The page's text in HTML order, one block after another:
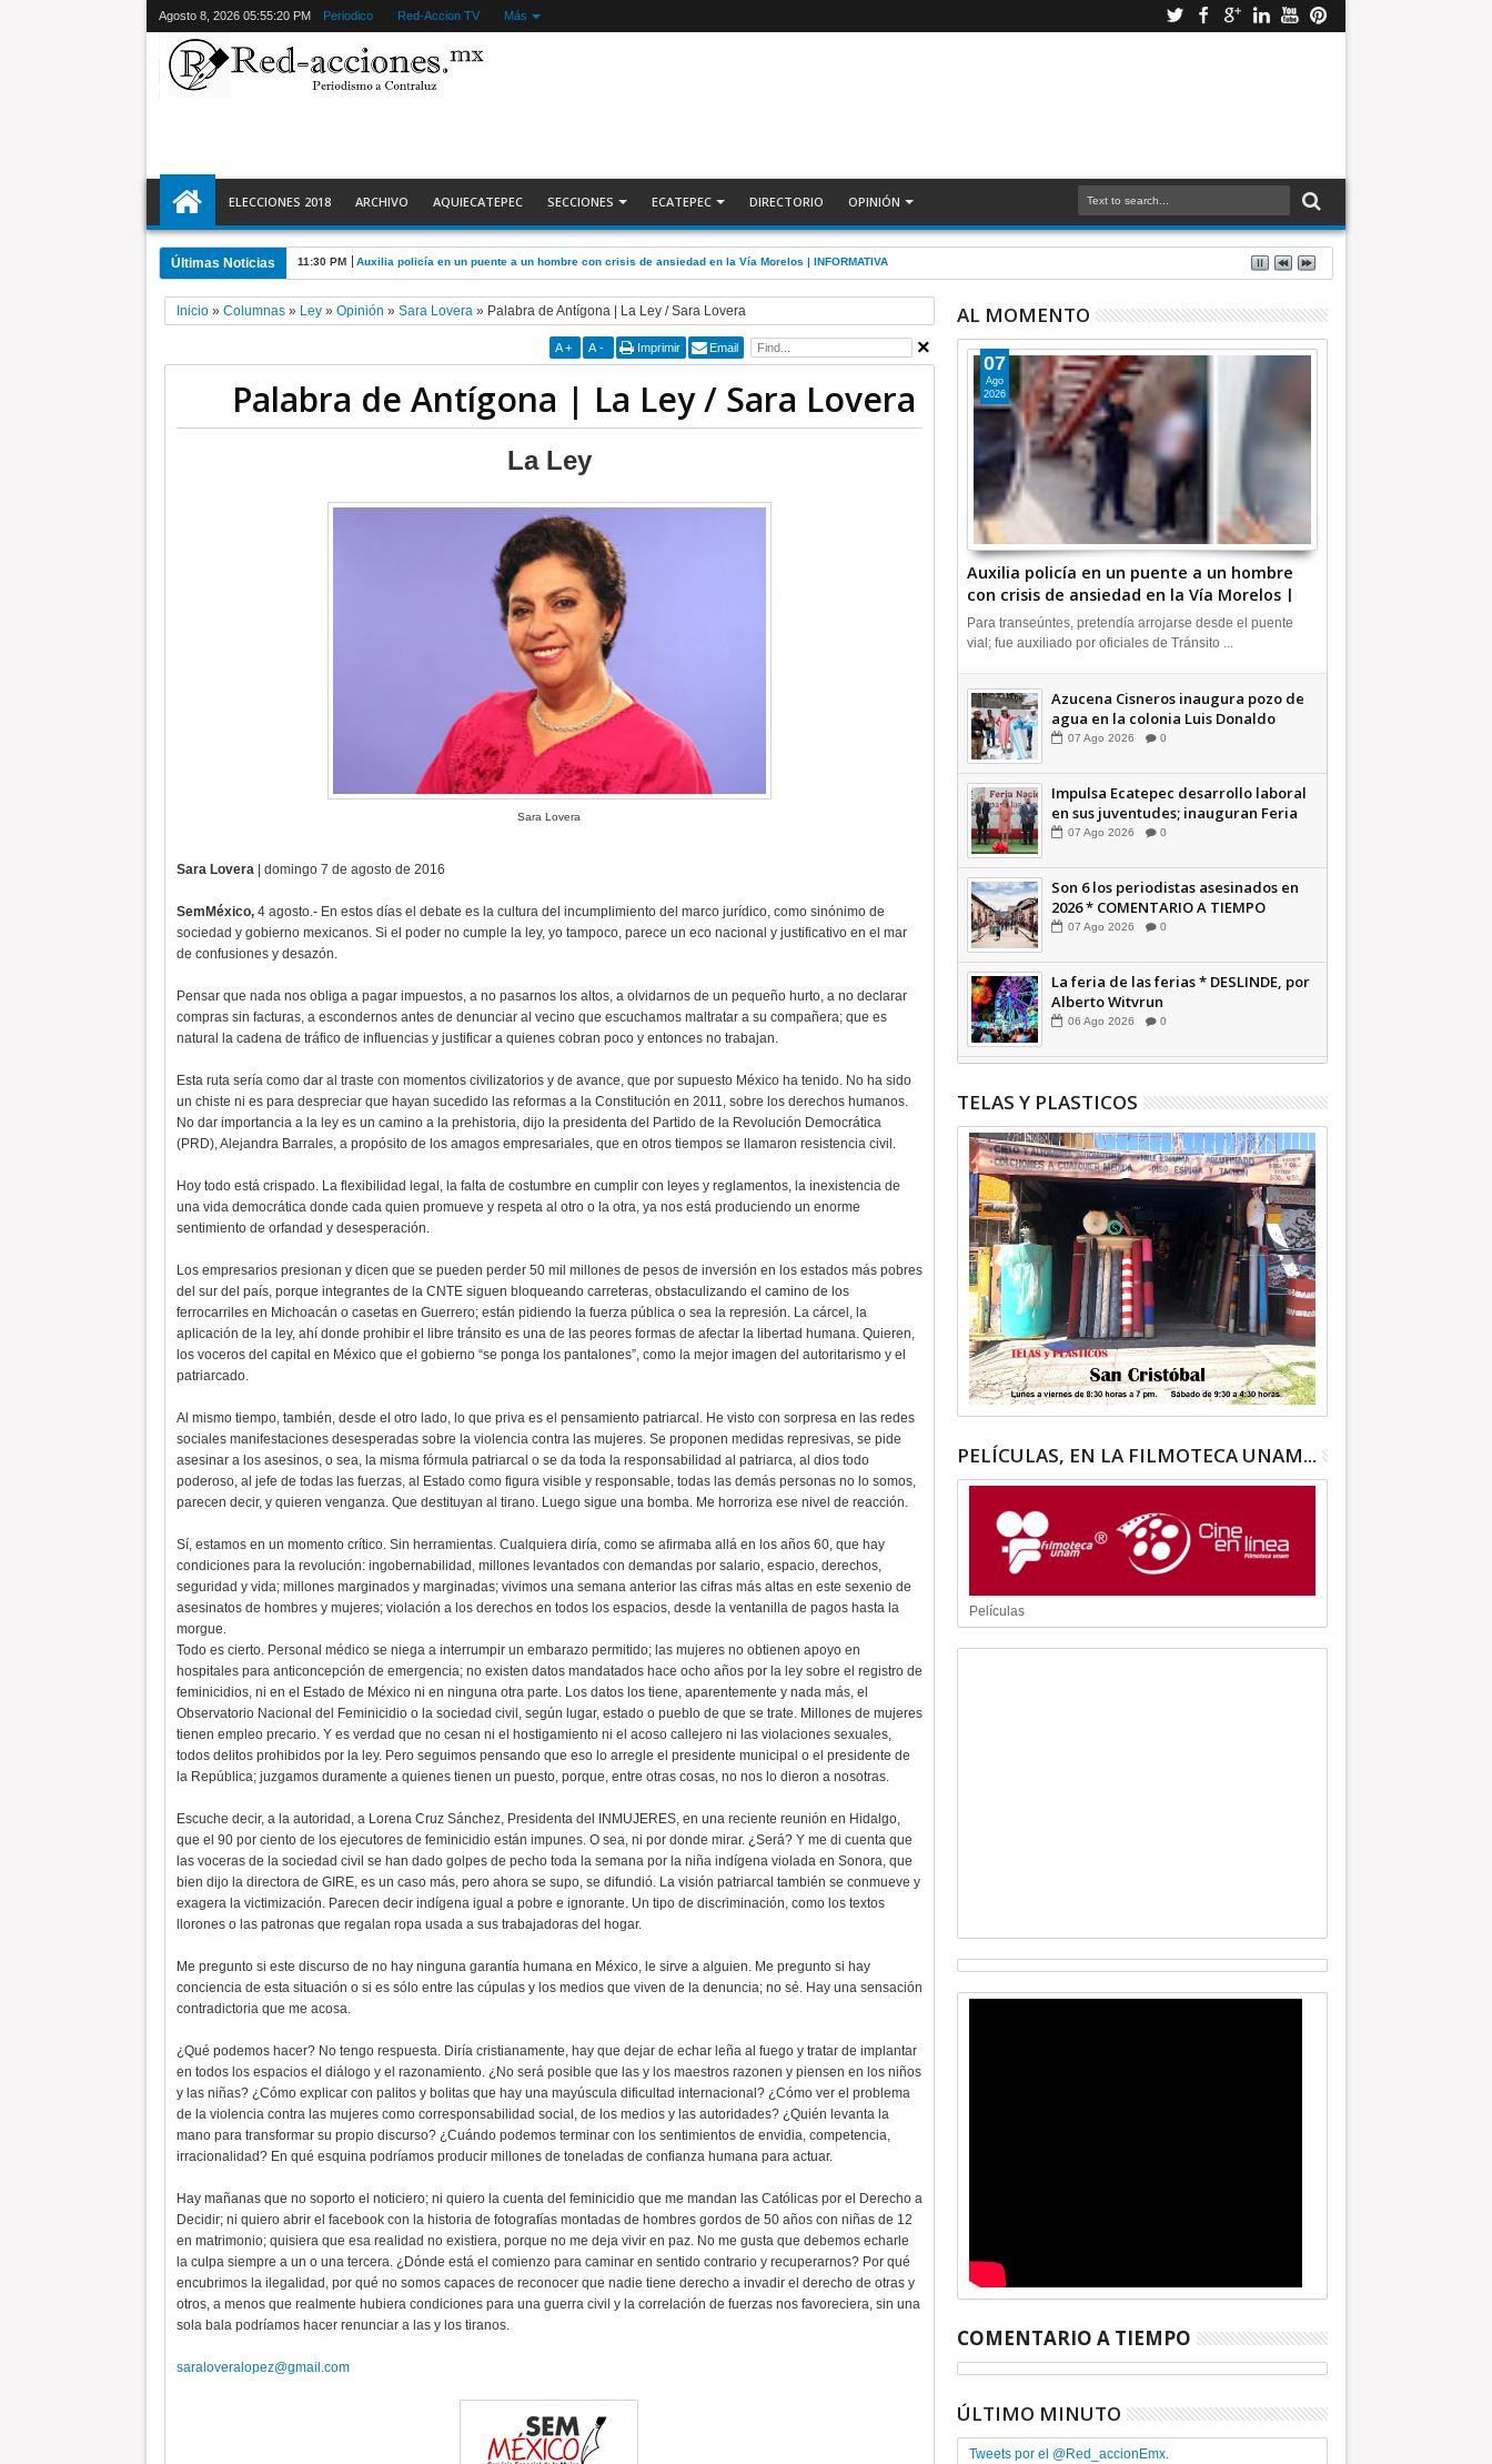
Agosto 8, 2026 05:55:21 PM Periodico Red-Accion TV Más
ELECCIONES 2018 ARCHIVO AQUIECATEPEC SECCIONES ECATEPEC DIRECTORIO OPINIÓN
Últimas Noticias 11:30 PM Auxilia policía en un puente a un hombre con crisis de ansiedad en la Vía Morelos | INFORMATIVA
Inicio» Columnas» Ley» Opinión » Sara Lovera» Palabra de Antígona | La Ley / Sara Lovera
A + A - Imprimir Email
Palabra de Antígona | La Ley / Sara Lovera
La Ley
Sara Lovera
Sara Lovera| domingo 7 de agosto de 2016
SemMéxico,4 agosto.- En estos días el debate es la cultura del incumplimiento del marco jurídico, como sinónimo de
sociedad y gobierno mexicanos. Si el poder no cumple la ley, yo tampoco, parece un eco nacional y justificativo en el mar
de confusiones y desazón.
Pensar que nada nos obliga a pagar impuestos, a no pasarnos los altos, a olvidarnos de un pequeño hurto, a no declarar
compras sin facturas, a escondernos antes de denunciar al vecino que escuchamos maltratar a su compañera; que es
natural la cadena de tráfico de influencias y justificar a quienes cobran poco y entonces no trabajan.
Esta ruta sería como dar al traste con momentos civilizatorios y de avance, que por supuesto México ha tenido. No ha sido
un chiste ni es para despreciar que hayan sucedido las reformas a la Constitución en 2011, sobre los derechos humanos.
No dar importancia a la ley es un camino a la prehistoria, dijo la presidenta del Partido de la Revolución Democrática
(PRD), Alejandra Barrales, a propósito de los amagos empresariales, que en otros tiempos se llamaron resistencia civil.
Hoy todo está crispado. La flexibilidad legal, la falta de costumbre en cumplir con leyes y reglamentos, la inexistencia de
una vida democrática donde cada quien promueve y respeta al otro o la otra, ya nos está produciendo un enorme
sentimiento de orfandad y desesperación.
Los empresarios presionan y dicen que se pueden perder 50 mil millones de pesos de inversión en los estados más pobres
del sur del país, porque integrantes de la CNTE siguen bloqueando carreteras, obstaculizando el camino de los
ferrocarriles en Michoacán o casetas en Guerrero; están pidiendo la fuerza pública o sea la represión. La cárcel, la
aplicación de la ley, ahí donde prohibir el libre tránsito es una de las peores formas de afectar la libertad humana. Quieren,
los voceros del capital en México que el gobierno “se ponga los pantalones”, como la mejor imagen del autoritarismo y el
patriarcado.
Al mismo tiempo, también, desde el otro lado, lo que priva es el pensamiento patriarcal. He visto con sorpresa en las redes
sociales manifestaciones desesperadas sobre la violencia contra las mujeres. Se proponen medidas represivas, se pide
asesinar a los asesinos, o sea, la misma fórmula patriarcal o se da toda la responsabilidad al patriarca, al dios todo
poderoso, al jefe de todas las fuerzas, al Estado como figura visible y responsable, todas las demás personas no lo somos,
parecen decir, y quieren venganza. Que destituyan al tirano. Luego sigue una bomba. Me horroriza ese nivel de reacción.
Sí, estamos en un momento crítico. Sin herramientas. Cualquiera diría, como se afirmaba allá en los años 60, que hay
condiciones para la revolución: ingobernabilidad, millones levantados con demandas por salario, espacio, derechos,
seguridad y vida; millones marginados y marginadas; vivimos una semana anterior las cifras más altas en este sexenio de
asesinatos de hombres y mujeres; violación a los derechos en todos los espacios, desde la ventanilla de pagos hasta la
morgue.
Todo es cierto. Personal médico se niega a interrumpir un embarazo permitido; las mujeres no obtienen apoyo en
hospitales para anticoncepción de emergencia; no existen datos mandatados hace ocho años por la ley sobre el registro de
feminicidios, ni en el Estado de México ni en ninguna otra parte. Los datos los tiene, aparentemente y nada más, el
Observatorio Nacional del Feminicidio o la sociedad civil, según lugar, estado o pueblo de que se trate. Millones de mujeres
tienen empleo precario. Y es verdad que no cesan ni el hostigamiento ni el acoso callejero ni las violaciones sexuales,
todos delitos prohibidos por la ley. Pero seguimos pensando que eso lo arregle el presidente municipal o el presidente de
la República; juzgamos duramente a quienes tienen un puesto, porque, entre otras cosas, no nos lo dieron a nosotras.
Escuche decir, a la autoridad, a Lorena Cruz Sánchez, Presidenta del INMUJERES, en una reciente reunión en Hidalgo,
que el 90 por ciento de los ejecutores de feminicidio están impunes. O sea, ni por donde mirar. ¿Será? Y me di cuenta que
las voceras de la sociedad civil se han dado golpes de pecho toda la semana por la niña indígena violada en Sonora, que
bien dijo la directora de GIRE, es un caso más, pero ahora se supo, se difundió. La visión patriarcal también se conmueve y
exagera la victimización. Parecen decir indígena igual a pobre e ignorante. Un tipo de discriminación, como los textos
llorones o las patronas que regalan ropa usada a sus trabajadoras del hogar.
Me pregunto si este discurso de no hay ninguna garantía humana en México, le sirve a alguien. Me pregunto si hay
conciencia de esta situación o si es sólo entre las cúpulas y los medios que viven de la denuncia; no sé. Hay una sensación
contradictoria que me acosa.
¿Qué podemos hacer? No tengo respuesta. Diría cristianamente, hay que dejar de echar leña al fuego y tratar de implantar
en todos los espacios el diálogo y el razonamiento. ¿No será posible que las y los maestros razonen y piensen en los niños
y las niñas? ¿Cómo explicar con palitos y bolitas que hay una mayúscula dificultad internacional? ¿Cómo ver el problema
de la violencia contra las mujeres como corresponsabilidad social, de los medios y las autoridades? ¿Quién levanta la
mano para transformar su propio discurso? ¿Cuándo podemos terminar con los sentimientos de envidia, competencia,
irracionalidad? En qué esquina podríamos producir millones de toneladas de confianza humana para actuar.
Hay mañanas que no soporto el noticiero; ni quiero la cuenta del feminicidio que me mandan las Católicas por el Derecho a
Decidir; ni quiero abrir el facebook con la historia de fotografías montadas de hombres gordos de 50 años con niñas de 12
en matrimonio; quisiera que esa realidad no existiera, porque no me deja vivir en paz. No me gusta que debemos echarle
la culpa siempre a un o una tercera. ¿Dónde está el comienzo para caminar en sentido contrario y recuperarnos? Por qué
encubrimos la ilegalidad, por qué no somos capaces de reconocer que nadie tiene derecho a invadir el derecho de otras y
otros, a menos que realmente hubiera condiciones para una guerra civil y la correlación de fuerzas nos favoreciera, sin una
sola bala podríamos hacer renunciar a las y los tiranos.
saraloveralopez@gmail.com
AL MOMENTO
Auxilia policía en un puente a un hombre
con crisis de ansiedad en la Vía Morelos |
INFORMATIVA
07
Ago
2026
Para transeúntes, pretendía arrojarse desde el puente
vial; fue auxiliado por oficiales de Tránsito ...
Azucena Cisneros inaugura pozo de
agua en la colonia Luis Donaldo
Colosio +Video | INFORMATIVA
07 Ago 2026 0
Impulsa Ecatepec desarrollo laboral
en sus juventudes; inauguran Feria
de Empleo y Emprendedores 2026
07 Ago 2026 0
Son 6 los periodistas asesinados en
2026 * COMENTARIO A TIEMPO
07 Ago 2026 0
La feria de las ferias * DESLINDE, por
Alberto Witvrun
06 Ago 2026 0
TELAS Y PLASTICOS
PELÍCULAS, EN LA FILMOTECA UNAM...
Películas
COMENTARIO A TIEMPO
ÚLTIMO MINUTO
Tweets por el @Red_accionEmx.